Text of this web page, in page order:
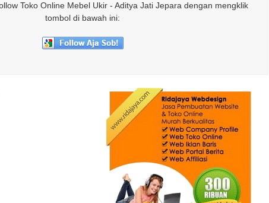
Toko Online Mebel Ukir - Aditya Jati Jepara dengan mengklik
tombol di bawah ini: